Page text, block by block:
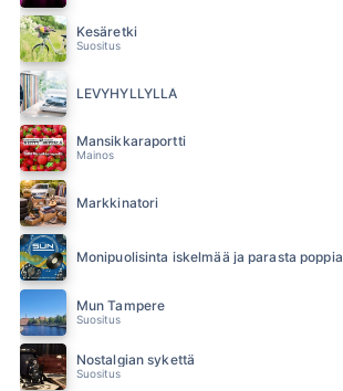
Kesäretki
Suositus
LEVYHYLLYLLÄ
Mansikkaraportti
Mainos
Markkinatori
Monipuolisinta iskelmää ja parasta poppia
Mun Tampere
Suositus
Nostalgian sykettä
Suositus